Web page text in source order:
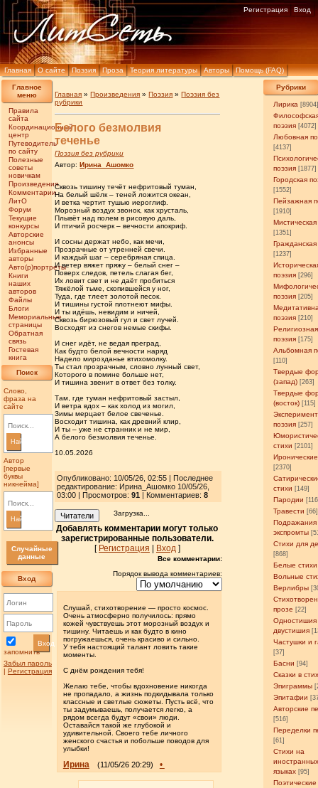
Главная О сайте Поэзия Проза Теория литературы Авторы Помощь (FAQ)
Регистрация Вход
Главное
меню
Правила
сайта
Координационный
центр
Путеводитель
по сайту
Полезные
советы
новичкам
Произведения
Комментарии
ЛитО
Форум
Текущие
конкурсы
Авторские
анонсы
Избранные
авторы
Авто(р)портреты
Книги
наших
авторов
Файлы
Блоги
Мемориальные
страницы
Обратная
связь
Гостевая
книга
Поиск
Слово,
фраза на
сайте
Найти
Автор
[первые
буквы
никнейма]
Найти
Случайные
данные
Вход
запомнить
Вход
Забыл пароль
| Регистрация
Рубрики
Лирика
поэзия [4072]
Любовная
[4137]
поэзия [1877]
Городская
[1552]
Пейзажная
[1910]
Мистическая
[1351]
Гражданская
[1237]
поэзия [296]
поэзия [205]
поэзия [210]
Религиозная
поэзия [175]
Альбомная
[110]
Твердые
(запад) [263]
Твердые
(восток) [115]
поэзия [257]
стихи [2101]
[2370]
стихи [149]
Пародии
Травести [66]
Подражания
экспромты
Стихи для
[868]
Белые стихи
Вольные
Верлибры
прозе [22]
Одностишия
двустишия
Частушки и
[37]
Басни [94]
Сказки в
Эпиграммы
Эпитафии
Авторские
[516]
Переделки
[61]
Стихи на
языках [95]
Поэтические
Главная »Произведения »Поэзия »Поэзия без
рубрики
Белого безмолвия
теченье
Поэзия без рубрики
Автор:Ирина_Ашомко
Сквозь тишину течёт нефритовый туман,
На белый шёлк – теней ложится океан,
И ветка чертит тушью иероглиф.
Морозный воздух звонок, как хрусталь,
Плывёт над полем в рисовую даль,
И птичий росчерк – вечности апокриф.
И сосны держат небо, как мечи,
Прозрачные от утренней свечи.
И каждый шаг – серебряная спица.
И ветер вяжет пряжу – белый снег –
Поверх следов, петель слагая бег,
Их ловит свет и не даёт пробиться
Тяжёлой тьме, скопившейся у ног,
Туда, где тлеет золотой песок.
И тишины густой плотнеют мифы.
И ты идёшь, невидим и ничей,
Сквозь бирюзовый гул и свет лучей.
Восходят из снегов немые скифы.
И снег идёт, не ведая преград,
Как будто белой вечности наряд
Надело мирозданье втихомолку.
Ты стал прозрачным, словно лунный свет,
Которого в помине больше нет,
И тишина звенит в ответ без толку.
Там, где туман нефритовый застыл,
И ветра вдох – как холод из могил,
Зимы мерцает белое свеченье.
Восходит тишина, как древний клир,
И ты – уже не странник и не мир,
А белого безмолвия теченье.
10.05.2026
Опубликовано: 10/05/26, 02:55 | Последнее
редактирование: Ирина_Ашомко 10/05/26,
03:00 | Просмотров: 91| Комментариев: 8
Читатели Загрузка...
Добавлять комментарии могут только
зарегистрированные пользователи.
[ Регистрация Вход]
Все комментарии:
Порядок вывода комментариев:
Слушай, стихотворение — просто космос.
Очень атмосферно получилось: прямо
кожей чувствуешь этот морозный воздух и
тишину. Читаешь и как будто в кино
погружаешься, очень красиво и сильно.
У тебя настоящий талант ловить такие
моменты.
​С днём рождения тебя!
​Желаю тебе, чтобы вдохновение никогда
не пропадало, а жизнь подкидывала только
классные и светлые сюжеты. Пусть всё, что
ты задумываешь, получается легко, а
рядом всегда будут «свои» люди.
Оставайся такой же глубокой и
удивительной. Своего тебе личного
женского счастья и побольше поводов для
улыбки!
Ирина (11/05/26 20:29) •